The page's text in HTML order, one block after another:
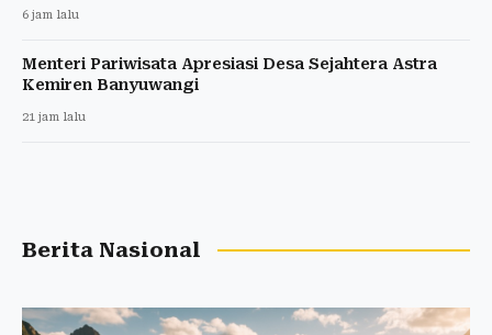
6 jam lalu
Menteri Pariwisata Apresiasi Desa Sejahtera Astra
Kemiren Banyuwangi
21 jam lalu
Berita Nasional